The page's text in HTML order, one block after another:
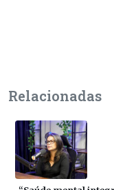
Relacionadas